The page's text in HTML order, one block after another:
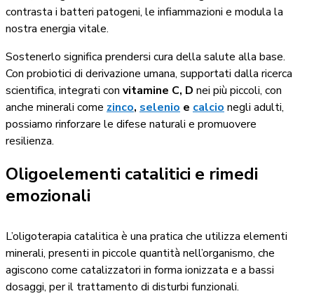
contrasta i batteri patogeni, le infiammazioni e modula la
nostra energia vitale.
Sostenerlo significa prendersi cura della salute alla base.
Con probiotici di derivazione umana, supportati dalla ricerca
scientifica, integrati con vitamine C, D nei più piccoli, con
anche minerali come zinco, selenio e calcio negli adulti,
possiamo rinforzare le difese naturali e promuovere
resilienza.
Oligoelementi catalitici e rimedi
emozionali
L’oligoterapia catalitica è una pratica che utilizza elementi
minerali, presenti in piccole quantità nell’organismo, che
agiscono come catalizzatori in forma ionizzata e a bassi
dosaggi, per il trattamento di disturbi funzionali.